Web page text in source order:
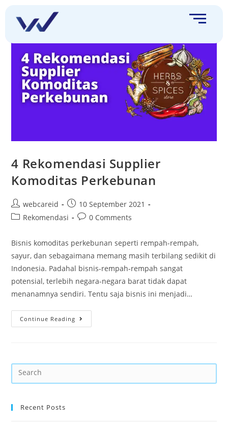
4 Rekomendasi Supplier
Komoditas Perkebunan
webcareid
10 September 2021
Rekomendasi
0 Comments
Bisnis komoditas perkebunan seperti rempah-rempah,
sayur, dan sebagaimana memang masih terbilang sedikit di
Indonesia. Padahal bisnis-rempah-rempah sangat
potensial, terlebih negara-negara barat tidak dapat
menanamnya sendiri. Tentu saja bisnis ini menjadi…
Continue Reading
Recent Posts